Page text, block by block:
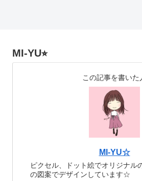
MI-YU⭐︎
この記事を書いた
MI-YU☆
ピクセル、ドット絵でオリジナル
の図案でデザインしています☆